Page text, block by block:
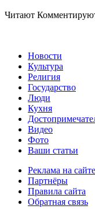
Читают
Новости
Культура
Религия
Государство
Люди
Кухня
Видео
Фото
Ваши статьи
Реклама на сайте
Партнёры
Правила сайта
Обратная связь